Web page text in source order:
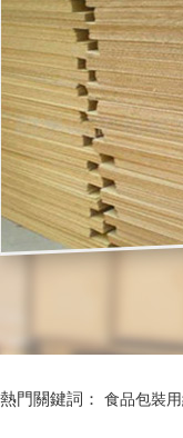
熱門關鍵詞： 食品包裝